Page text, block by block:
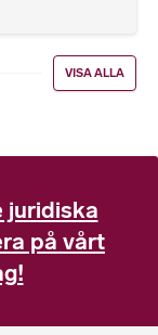
VISA ALLA
juridiska
på vårt